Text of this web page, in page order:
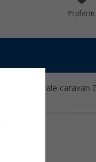
Preferiti
universale caravan